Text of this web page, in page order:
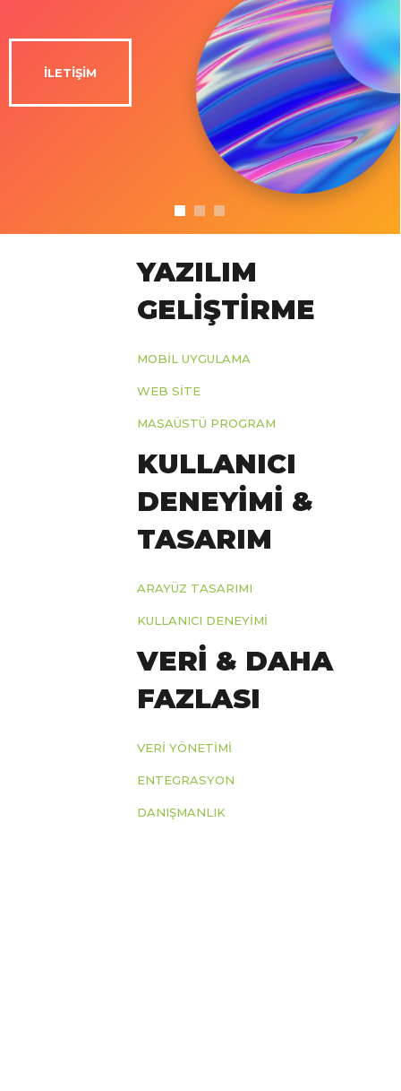
İLETİŞİM
YAZILIM
GELİŞTİRME
MOBIL UYGULAMA
WEB SITE
MASAÜSTÜ PROGRAM
KULLANICI
DENEYİMİ &
TASARIM
ARAYÜZ TASARIMI
KULLANICI DENEYIMI
VERİ & DAHA
FAZLASI
VERI YÖNETIMI
ENTEGRASYON
DANIŞMANLIK